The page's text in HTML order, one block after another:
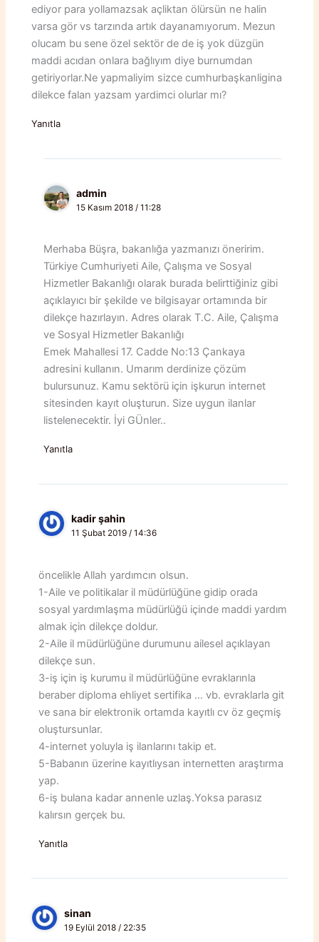
ediyor para yollamazsak açliktan ölürsün ne halin
varsa gör vs tarzında artık dayanamıyorum. Mezun
olucam bu sene özel sektör de de iş yok düzgün
maddi acıdan onlara bağlıyım diye burnumdan
getiriyorlar.Ne yapmaliyim sizce cumhurbaşkanligina
dilekce falan yazsam yardimci olurlar mı?
Yanıtla
admin
15 Kasım 2018 / 11:28
Merhaba Büşra, bakanlığa yazmanızı öneririm.
Türkiye Cumhuriyeti Aile, Çalışma ve Sosyal
Hizmetler Bakanlığı olarak burada belirttiğiniz gibi
açıklayıcı bir şekilde ve bilgisayar ortamında bir
dilekçe hazırlayın. Adres olarak T.C. Aile, Çalışma
ve Sosyal Hizmetler Bakanlığı
Emek Mahallesi 17. Cadde No:13 Çankaya
adresini kullanın. Umarım derdinize çözüm
bulursunuz. Kamu sektörü için işkurun internet
sitesinden kayıt oluşturun. Size uygun ilanlar
listelenecektir. İyi GÜnler..
Yanıtla
kadir şahin
11 Şubat 2019 / 14:36
öncelikle Allah yardımcın olsun.
1-Aile ve politikalar il müdürlüğüne gidip orada
sosyal yardımlaşma müdürlüğü içinde maddi yardım
almak için dilekçe doldur.
2-Aile il müdürlüğüne durumunu ailesel açıklayan
dilekçe sun.
3-iş için iş kurumu il müdürlüğüne evraklarınla
beraber diploma ehliyet sertifika … vb. evraklarla git
ve sana bir elektronik ortamda kayıtlı cv öz geçmiş
oluştursunlar.
4-internet yoluyla iş ilanlarını takip et.
5-Babanın üzerine kayıtlıysan internetten araştırma
yap.
6-iş bulana kadar annenle uzlaş.Yoksa parasız
kalırsın gerçek bu.
Yanıtla
sinan
19 Eylül 2018 / 22:35